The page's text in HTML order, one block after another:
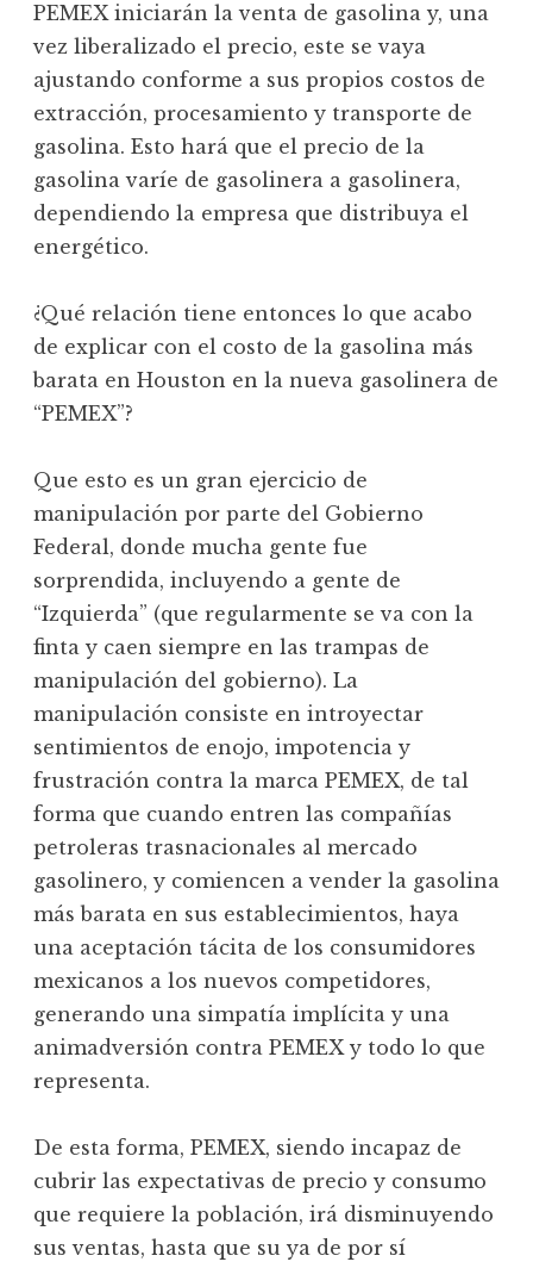
PEMEX iniciarán la venta de gasolina y, una
vez liberalizado el precio, este se vaya
ajustando conforme a sus propios costos de
extracción, procesamiento y transporte de
gasolina. Esto hará que el precio de la
gasolina varíe de gasolinera a gasolinera,
dependiendo la empresa que distribuya el
energético.
¿Qué relación tiene entonces lo que acabo
de explicar con el costo de la gasolina más
barata en Houston en la nueva gasolinera de
“PEMEX”?
Que esto es un gran ejercicio de
manipulación por parte del Gobierno
Federal, donde mucha gente fue
sorprendida, incluyendo a gente de
“Izquierda” (que regularmente se va con la
finta y caen siempre en las trampas de
manipulación del gobierno). La
manipulación consiste en introyectar
sentimientos de enojo, impotencia y
frustración contra la marca PEMEX, de tal
forma que cuando entren las compañías
petroleras trasnacionales al mercado
gasolinero, y comiencen a vender la gasolina
más barata en sus establecimientos, haya
una aceptación tácita de los consumidores
mexicanos a los nuevos competidores,
generando una simpatía implícita y una
animadversión contra PEMEX y todo lo que
representa.
De esta forma, PEMEX, siendo incapaz de
cubrir las expectativas de precio y consumo
que requiere la población, irá disminuyendo
sus ventas, hasta que su ya de por sí